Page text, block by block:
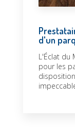
d'un
L'Éclat du
pour les